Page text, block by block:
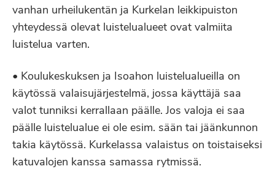
vanhan urheilukentän ja Kurkelan leikkipuiston
yhteydessä olevat luistelualueet ovat valmiita
luistelua varten.
• Koulukeskuksen ja Isoahon luistelualueilla on
käytössä valaisujärjestelmä, jossa käyttäjä saa
valot tunniksi kerrallaan päälle. Jos valoja ei saa
päälle luistelualue ei ole esim. sään tai jäänkunnon
takia käytössä. Kurkelassa valaistus on toistaiseksi
katuvalojen kanssa samassa rytmissä.